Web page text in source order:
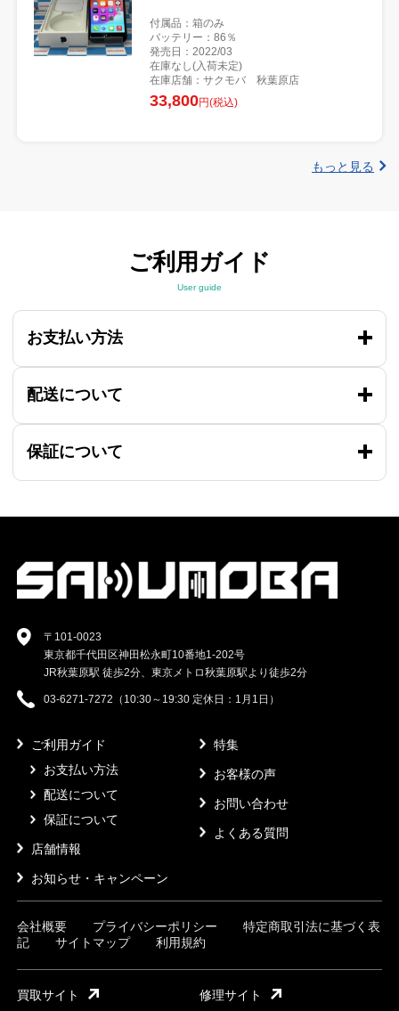
付属品：箱のみ
バッテリー：86％
発売日：2022/03
在庫なし(入荷未定)
在庫店舗：サクモバ 秋葉原店
33,800円(税込)
もっと見る
ご利用ガイド
User guide
お支払い方法
配送について
保証について
〒101-0023
東京都千代田区神田松永町10番地1-202号
JR秋葉原駅 徒歩2分、東京メトロ秋葉原駅より徒歩2分
03-6271-7272（10:30～19:30 定休日：1月1日）
ご利用ガイド
お支払い方法
配送について
保証について
店舗情報
お知らせ・キャンペーン
特集
お客様の声
お問い合わせ
よくある質問
会社概要 プライバシーポリシー
特定商取引法に基づく表
記
サイトマップ 利用規約
買取サイト 修理サイト